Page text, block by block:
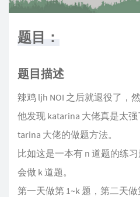
题目：
题目描述
辣鸡 ljh NOI 之后就退役了，
他发现 katarina 大佬真是太
tarina 大佬的做题方法。
比如这是一本有 n 道题的练
会做 k 道题。
第一天做第 1~k 题，第二天